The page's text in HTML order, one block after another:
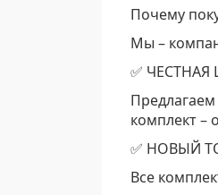
Почему
Мы –
✅ ЧЕСТНАЯ
комплект –
✅ НОВЫЙ
Все